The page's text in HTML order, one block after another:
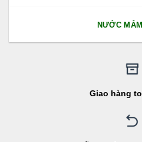
NƯỚC
Giao hàng